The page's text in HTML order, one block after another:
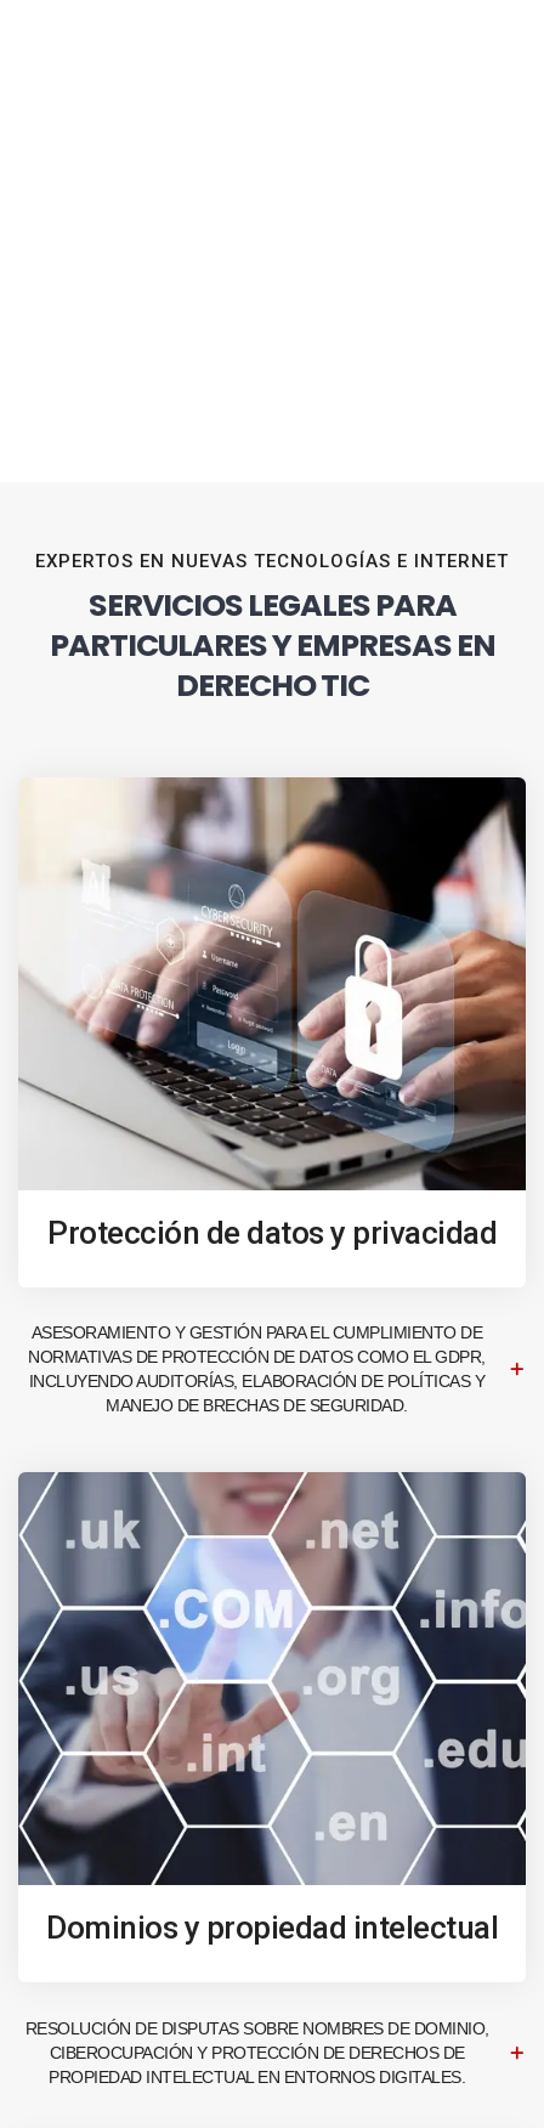
EXPERTOS EN NUEVAS TECNOLOGÍAS E INTERNET
SERVICIOS LEGALES PARA
PARTICULARES Y EMPRESAS EN
DERECHO TIC
Protección de datos y privacidad
ASESORAMIENTO Y GESTIÓN PARA EL CUMPLIMIENTO DE
NORMATIVAS DE PROTECCIÓN DE DATOS COMO EL GDPR,
INCLUYENDO AUDITORÍAS, ELABORACIÓN DE POLÍTICAS Y
MANEJO DE BRECHAS DE SEGURIDAD.
Dominios y propiedad intelectual
RESOLUCIÓN DE DISPUTAS SOBRE NOMBRES DE DOMINIO,
CIBEROCUPACIÓN Y PROTECCIÓN DE DERECHOS DE
PROPIEDAD INTELECTUAL EN ENTORNOS DIGITALES.